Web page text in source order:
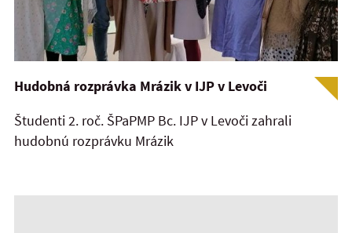
Hudobná rozprávka Mrázik v IJP v Levoči
Študenti 2. roč. ŠPaPMP Bc. IJP v Levoči zahrali
hudobnú rozprávku Mrázik